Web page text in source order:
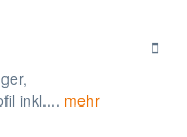
inkl.... mehr